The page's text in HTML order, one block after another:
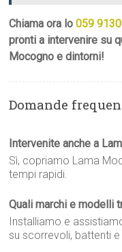
Chiama ora lo059
pronti a intervenire su
Mocogno e dintorni!
Domande
Intervenite anche a
Sì, copriamo Lama
tempi rapidi.
Quali marchi e modelli
Installiamo e
su scorrevoli, battenti